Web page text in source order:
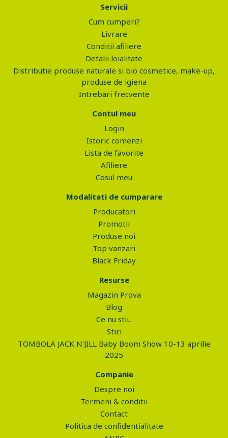
Servicii
Cum cumperi?
Livrare
Conditii afiliere
Detalii loialitate
Distributie produse naturale si bio cosmetice, make-up,
produse de igiena
Intrebari frecvente
Contul meu
Login
Istoric comenzi
Lista de favorite
Afiliere
Cosul meu
Modalitati de cumparare
Producatori
Promotii
Produse noi
Top vanzari
Black Friday
Resurse
Magazin Prova
Blog
Ce nu stii..
Stiri
TOMBOLA JACK N'JILL Baby Boom Show 10-13 aprilie
2025
Companie
Despre noi
Termeni & conditii
Contact
Politica de confidentialitate